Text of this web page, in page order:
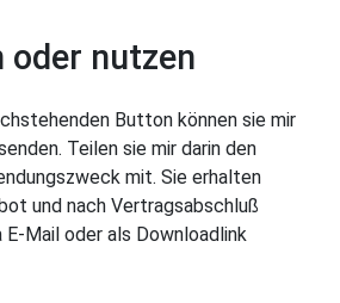
oder nutzen
Button können sie mir
Teilen sie mir darin den
mit. Sie erhalten
und nach Vertragsabschluß
Mail oder als Downloadlink